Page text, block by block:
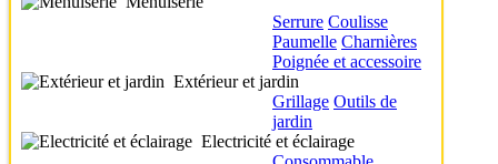
Serrure Coulisse
Paumelle Charnières
Poignée et accessoire
Extérieur et jardin
Grillage Outils de
jardin
Electricité et éclairage